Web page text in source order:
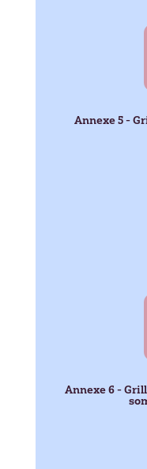
Annexe 5 -
Annexe 6 -